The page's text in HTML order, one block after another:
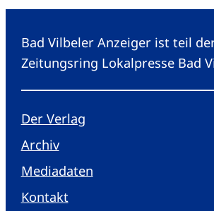
Bad Vilbeler Anzeiger ist teil
Zeitungsring Lokalpresse Bad
Der Verlag
Archiv
Mediadaten
Kontakt